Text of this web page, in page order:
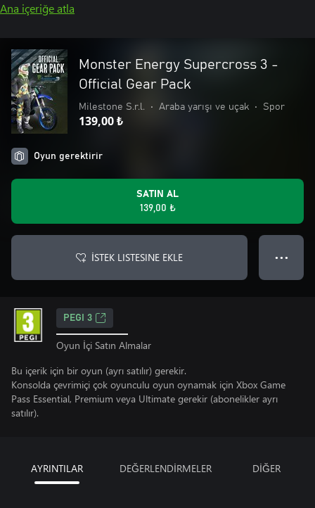
Ana içeriğe atla
Monster Energy Supercross 3 -
Official Gear Pack
Milestone S.r.l. • Araba yarışı ve uçak • Spor
139,00 ₺
Oyun gerektirir
SATIN AL
139,00 ₺
İSTEK LISTESINE EKLE ● ● ●
PEGI 3
Oyun İçi Satın Almalar
Bu içerik için bir oyun (ayrı satılır) gerekir.
Konsolda çevrimiçi çok oyunculu oyun oynamak için Xbox Game
Pass Essential, Premium veya Ultimate gerekir (abonelikler ayrı
satılır).
AYRINTILAR DEĞERLENDİRMELER DİĞER